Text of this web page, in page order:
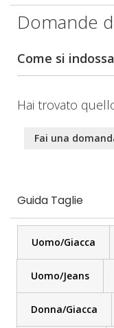
Domande
Come si
Hai trovato
Fai una
Guida Taglie
Uomo/Giacca
Uomo/Jeans
Donna/Giacca